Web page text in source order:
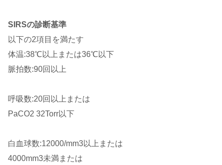
SIRSの診断基準
以下の2項目を満たす
体温:38℃以上または36℃以下
脈拍数:90回以上
呼吸数:20回以上または
PaCO2 32Torr以下
白血球数:12000/mm3以上または
4000mm3未満または